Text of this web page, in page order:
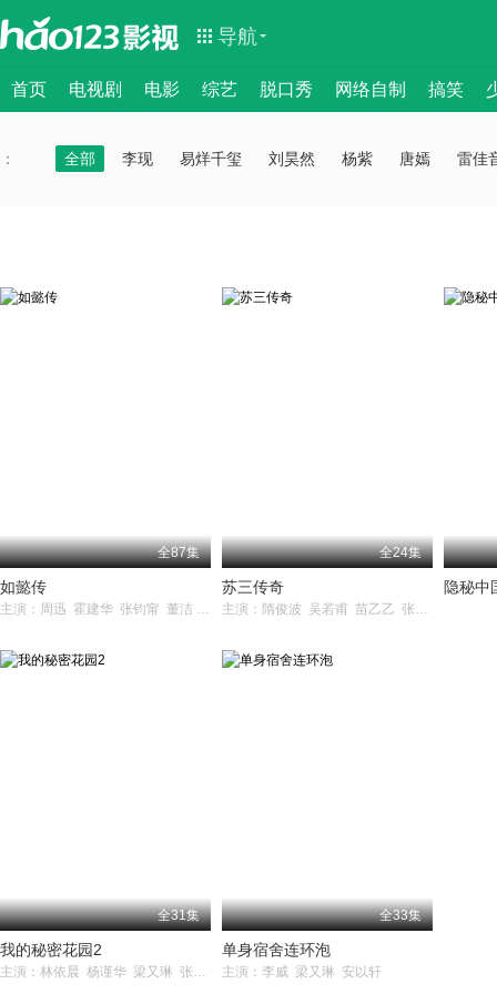
导航
首页 电视剧 电影 综艺 脱口秀 网络自制 搞笑
：： 全部 李现 易烊千玺 刘昊然 杨紫 唐嫣 雷佳
全87集
如懿传
主演：周迅 霍建华 张钧甯 董洁 辛芷蕾 童瑶 邬君梅 胡可 经超
全24集
苏三传奇
主演：隋俊波 吴若甫 苗乙乙 张光北
隐秘中
全31集
我的秘密花园2
主演：林依晨 杨谨华 梁又琳 张天霖
全33集
单身宿舍连环泡
主演：李威 梁又琳 安以轩